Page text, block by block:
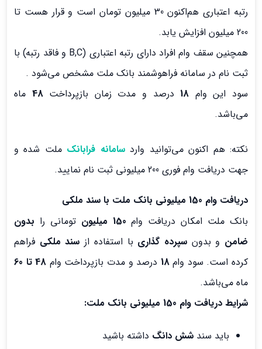
رتبه اعتباری هم‌اکنون 30 میلیون تومان است و قرار هست تا
200 میلیون افزایش یابد.
همچنین سقف وام افراد دارای رتبه اعتباری (B,C و فاقد رتبه) با
ثبت نام در سامانه فراهوشمند بانک ملت مشخص می‌شود .
سود این وام 18 درصد و مدت زمان بازپرداخت48 ماه
می‌باشد.
نکته: هم اکنون می‌توانید واردسامانه فرابانک ملت شده و
جهت دریافت وام فوری 200 میلیونی ثبت نام نمایید.
دریافت وام 150 میلیونی بانک ملت با سند ملکی
بانک ملت امکان دریافت وام 150 میلیون تومانی را بدون
ضامن و بدون سپرده گذاری با استفاده از سند ملکی فراهم
کرده است. سود وام18 درصد و مدت بازپرداخت وام 48 تا 60
ماه می‌باشد.
شرایط دریافت وام 150 میلیونی بانک ملت:
باید سند شش دانگ داشته باشید